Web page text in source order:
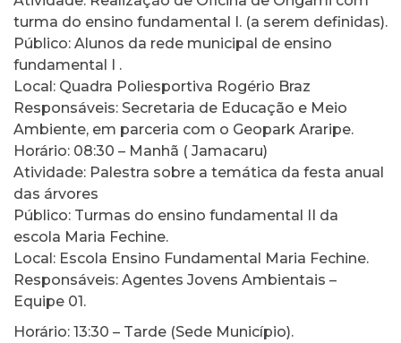
turma do ensino fundamental I. (a serem definidas).
Público: Alunos da rede municipal de ensino
fundamental I .
Local: Quadra Poliesportiva Rogério Braz
Responsáveis: Secretaria de Educação e Meio
Ambiente, em parceria com o Geopark Araripe.
Horário: 08:30 – Manhã ( Jamacaru)
Atividade: Palestra sobre a temática da festa anual
das árvores
Público: Turmas do ensino fundamental II da
escola Maria Fechine.
Local: Escola Ensino Fundamental Maria Fechine.
Responsáveis: Agentes Jovens Ambientais –
Equipe 01.
Horário: 13:30 – Tarde (Sede Município).